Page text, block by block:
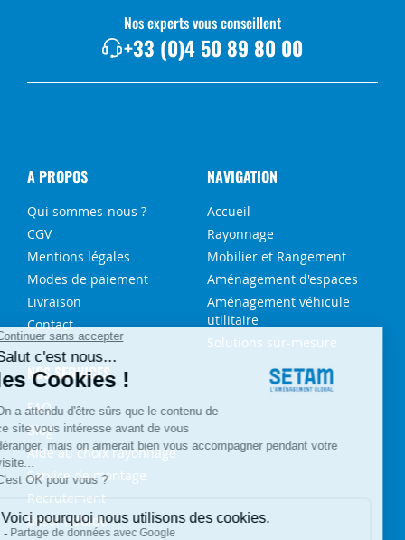
Nos experts vous conseillent
+33 (0)4 50 89 80 00
A PROPOS
Qui sommes-nous ?
CGV
Mentions légales
Modes de paiement
Livraison
Contact
NAVIGATION
Accueil
Rayonnage
Mobilier et Rangement
Aménagement d'espaces
Aménagement véhicule
utilitaire
Solutions sur-mesure
NOS SERVICES
FAQ
Blog
Aide au choix rayonnage
Service de montage
Recrutement
Besoin d'aide ?